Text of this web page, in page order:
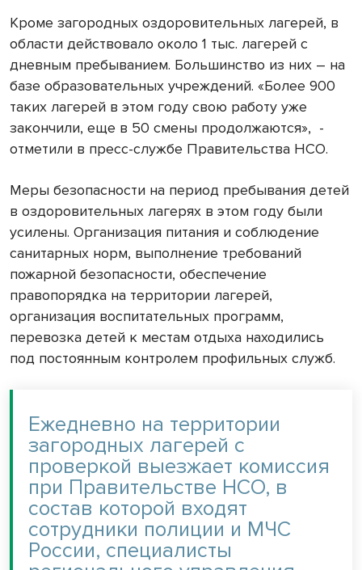
Кроме загородных оздоровительных лагерей, в
области действовало около 1 тыс. лагерей с
дневным пребыванием. Большинство из них – на
базе образовательных учреждений. «Более 900
таких лагерей в этом году свою работу уже
закончили, еще в 50 смены продолжаются», -
отметили в пресс-службе Правительства НСО.
Меры безопасности на период пребывания детей
в оздоровительных лагерях в этом году были
усилены. Организация питания и соблюдение
санитарных норм, выполнение требований
пожарной безопасности, обеспечение
правопорядка на территории лагерей,
организация воспитательных программ,
перевозка детей к местам отдыха находились
под постоянным контролем профильных служб.
Ежедневно на территории
загородных лагерей с
проверкой выезжает комиссия
при Правительстве НСО, в
состав которой входят
сотрудники полиции и МЧС
России, специалисты